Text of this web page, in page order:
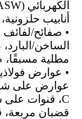
أنابيب
• صفائح/لفائف
الساخن/
مطلية مسبقًا،
قضبان مربعة،